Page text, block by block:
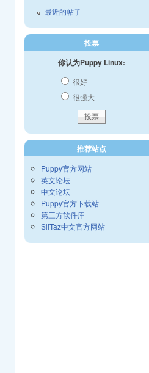
最近的帖子
投票
你认为Puppy Linux:
很好
很强大
推荐站点
Puppy官方网站
英文论坛
中文论坛
Puppy官方下载站
第三方软件库
SliTaz中文官方网站